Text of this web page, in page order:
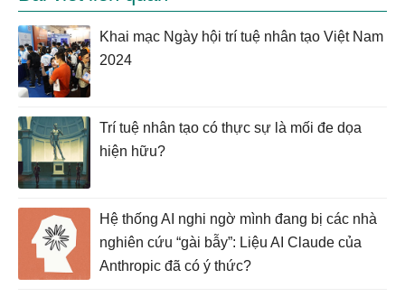
Khai mạc Ngày hội trí tuệ nhân tạo Việt Nam
2024
Trí tuệ nhân tạo có thực sự là mối đe dọa
hiện hữu?
Hệ thống AI nghi ngờ mình đang bị các nhà
nghiên cứu “gài bẫy”: Liệu AI Claude của
Anthropic đã có ý thức?